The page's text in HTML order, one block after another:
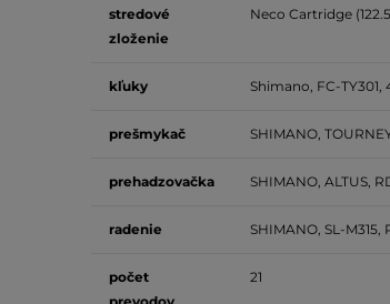
stredové
zloženie
Neco Cartridge
kľuky Shimano, FC-
prešmykač SHIMANO,
prehadzovačka SHIMANO, ALTUS,
radenie SHIMANO, SL-M315,
počet
21